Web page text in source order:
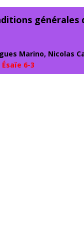
générales
Marino, Nicolas
6-3